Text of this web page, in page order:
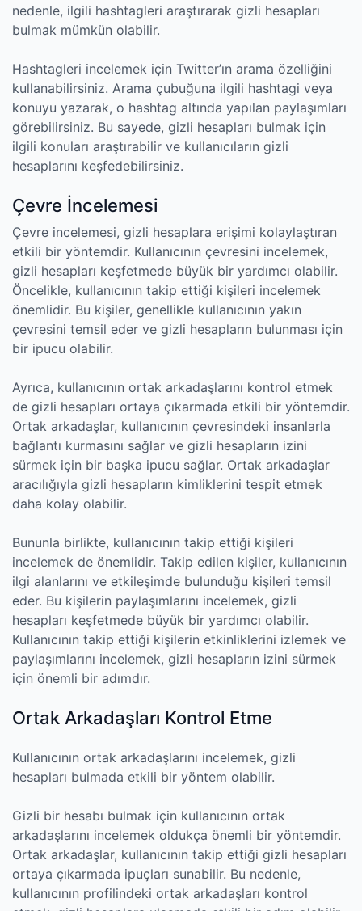
nedenle, ilgili hashtagleri araştırarak gizli hesapları
bulmak mümkün olabilir.
Hashtagleri incelemek için Twitter’ın arama özelliğini
kullanabilirsiniz. Arama çubuğuna ilgili hashtagi veya
konuyu yazarak, o hashtag altında yapılan paylaşımları
görebilirsiniz. Bu sayede, gizli hesapları bulmak için
ilgili konuları araştırabilir ve kullanıcıların gizli
hesaplarını keşfedebilirsiniz.
Çevre İncelemesi
Çevre incelemesi, gizli hesaplara erişimi kolaylaştıran
etkili bir yöntemdir. Kullanıcının çevresini incelemek,
gizli hesapları keşfetmede büyük bir yardımcı olabilir.
Öncelikle, kullanıcının takip ettiği kişileri incelemek
önemlidir. Bu kişiler, genellikle kullanıcının yakın
çevresini temsil eder ve gizli hesapların bulunması için
bir ipucu olabilir.
Ayrıca, kullanıcının ortak arkadaşlarını kontrol etmek
de gizli hesapları ortaya çıkarmada etkili bir yöntemdir.
Ortak arkadaşlar, kullanıcının çevresindeki insanlarla
bağlantı kurmasını sağlar ve gizli hesapların izini
sürmek için bir başka ipucu sağlar. Ortak arkadaşlar
aracılığıyla gizli hesapların kimliklerini tespit etmek
daha kolay olabilir.
Bununla birlikte, kullanıcının takip ettiği kişileri
incelemek de önemlidir. Takip edilen kişiler, kullanıcının
ilgi alanlarını ve etkileşimde bulunduğu kişileri temsil
eder. Bu kişilerin paylaşımlarını incelemek, gizli
hesapları keşfetmede büyük bir yardımcı olabilir.
Kullanıcının takip ettiği kişilerin etkinliklerini izlemek ve
paylaşımlarını incelemek, gizli hesapların izini sürmek
için önemli bir adımdır.
Ortak Arkadaşları Kontrol Etme
Kullanıcının ortak arkadaşlarını incelemek, gizli
hesapları bulmada etkili bir yöntem olabilir.
Gizli bir hesabı bulmak için kullanıcının ortak
arkadaşlarını incelemek oldukça önemli bir yöntemdir.
Ortak arkadaşlar, kullanıcının takip ettiği gizli hesapları
ortaya çıkarmada ipuçları sunabilir. Bu nedenle,
kullanıcının profilindeki ortak arkadaşları kontrol